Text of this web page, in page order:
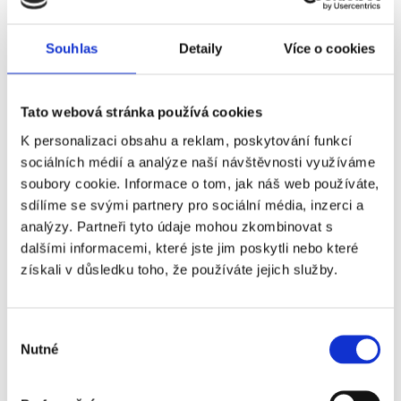
Souhlas Detaily Více o cookies
Tato webová stránka používá cookies
K personalizaci obsahu a reklam, poskytování funkcí
sociálních médií a analýze naší návštěvnosti využíváme
soubory cookie. Informace o tom, jak náš web používáte,
sdílíme se svými partnery pro sociální média, inzerci a
analýzy. Partneři tyto údaje mohou zkombinovat s
dalšími informacemi, které jste jim poskytli nebo které
získali v důsledku toho, že používáte jejich služby.
souhlasu
Nutné
Crystal Palace - AFC
Bournemouth - VIP
Directors Box
+3 970 Kč
Crystal Palace - AFC
Bournemouth - VIP
Executive Box
+4 230 Kč
+9 440 Kč